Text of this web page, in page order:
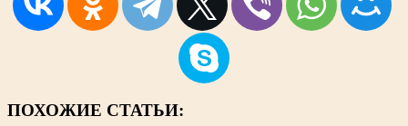
ПОХОЖИЕ СТАТЬИ: